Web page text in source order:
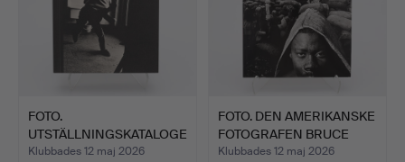
FOTO.
UTSTÄLLNINGSKATALOGE
N "PROVOKE: BETW…
Klubbades 12 maj 2026
FOTO. DEN AMERIKANSKE
FOTOGRAFEN BRUCE
GIL…
Klubbades 12 maj 2026